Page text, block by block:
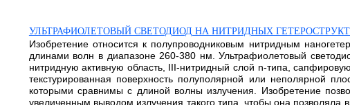
УЛЬТРАФИОЛЕТОВЫЙ СВЕТОДИОД НА НИТРИДНЫХ
Изобретение относится к полупроводниковым нитридным
длинами волн в диапазоне 260-380 нм. Ультрафиолетовый
нитридную активную область, III-нитридный слой n-типа,
текстурированная поверхность полуполярной или неполярной
которыми сравнимы с длиной волны излучения. Изобретение
увеличенным выводом излучения такого типа, чтобы она